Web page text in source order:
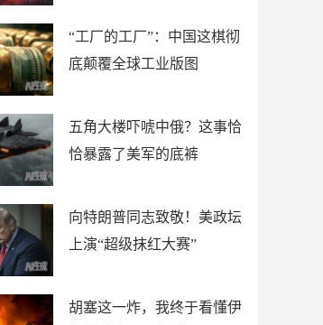
“工厂的工厂”：中国这棋彻
底颠覆全球工业版图
五角大楼吓唬中俄？这事恰
恰暴露了美军的底裤
向特朗普同志致敬！美政坛
上演“超级抹红大赛”
胡塞这一炸，我终于看懂伊